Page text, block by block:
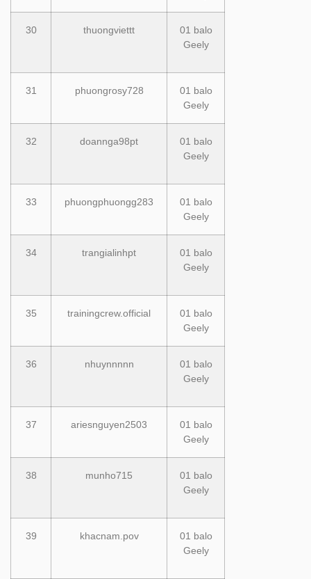
30 thuongviettt
01 balo
Geely
31 phuongrosy728
01 balo
Geely
32 doannga98pt
01 balo
Geely
33 phuongphuongg283
01 balo
Geely
34 trangialinhpt
01 balo
Geely
35 trainingcrew.official
01 balo
Geely
36 nhuynnnnn
01 balo
Geely
37 ariesnguyen2503
01 balo
Geely
38 munho715
01 balo
Geely
39 khacnam.pov
01 balo
Geely